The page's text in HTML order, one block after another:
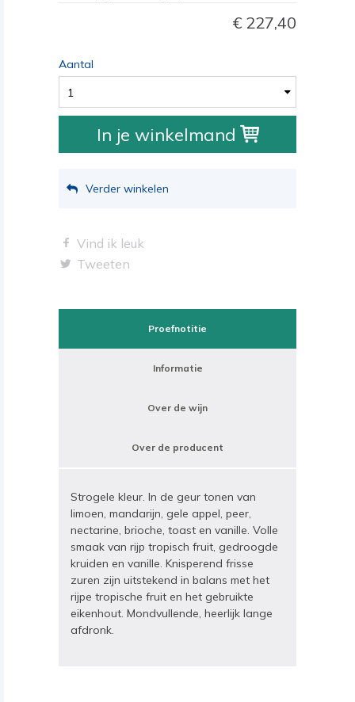
227,40
Aantal
1
In je winkelmand
Verder winkelen
Vind ik leuk
Tweeten
Proefnotitie
Informatie
Over de wijn
Over de producent
Strogele kleur. In de geur tonen van
limoen, mandarijn, gele appel, peer,
nectarine, brioche, toast en vanille. Volle
smaak van rijp tropisch fruit, gedroogde
kruiden en vanille. Knisperend frisse
zuren zijn uitstekend in balans met het
rijpe tropische fruit en het gebruikte
eikenhout. Mondvullende, heerlijk lange
afdronk.